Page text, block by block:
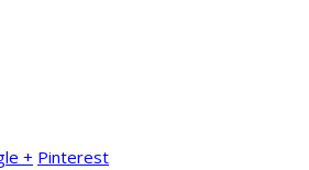
+ Pinterest